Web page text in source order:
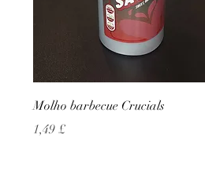
Molho barbecue Crucials
Preço
1,49 £